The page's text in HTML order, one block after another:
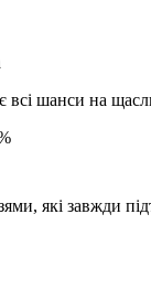
всі шанси на
які завжди